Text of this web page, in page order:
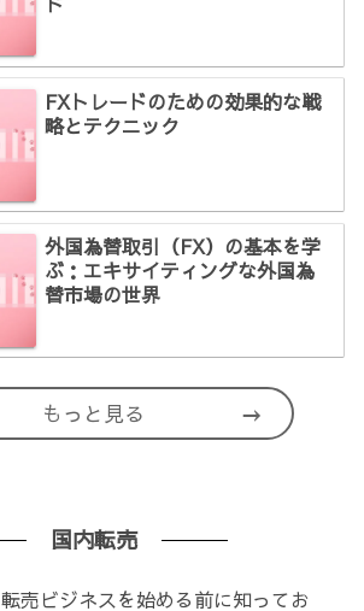
FXトレードのための効果的な戦
略とテクニック
外国為替取引（FX）の基本を学
ぶ：エキサイティングな外国為
替市場の世界
もっと見る
国内転売
転売ビジネスを始める前に知ってお